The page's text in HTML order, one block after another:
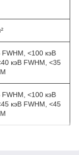
FWHM, <100 кэВ
кэВ FWHM, <35
FWHM, <100 кэВ
кэВ FWHM, <45